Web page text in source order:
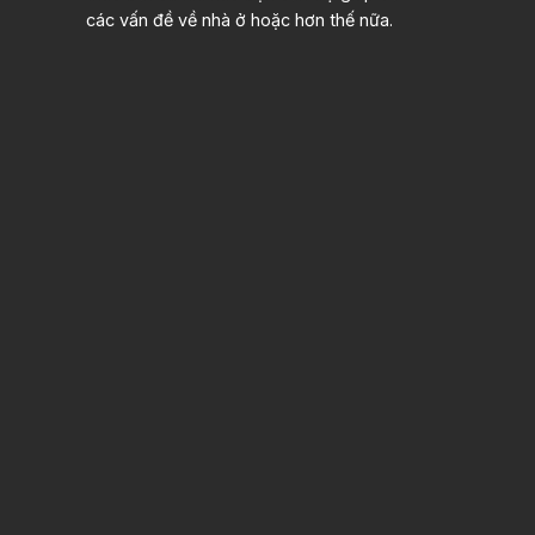
các vấn đề về nhà ở hoặc hơn thế nữa.